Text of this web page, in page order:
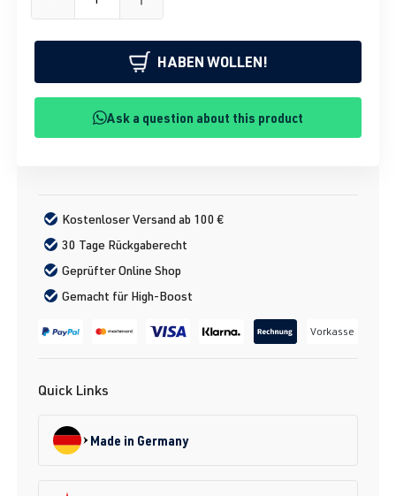
HABEN WOLLEN!
Ask a question about this product
Kostenloser Versand ab 100 €
30 Tage Rückgaberecht
Geprüfter Online Shop
Gemacht für High-Boost
Vorkasse
Quick Links
Made in Germany